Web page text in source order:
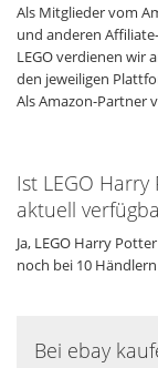
Als Mitglieder vom
und anderen
LEGO verdienen wir
den jeweiligen
Als Amazon-Partner
Ist LEGO
aktuell
Ja, LEGO Harry
noch bei 10
Bei ebay